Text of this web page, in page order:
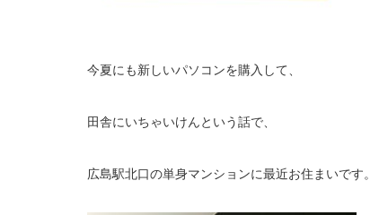
今夏にも新しいパソコンを購入して、
田舎にいちゃいけんという話で、
広島駅北口の単身マンションに最近お住まいです。